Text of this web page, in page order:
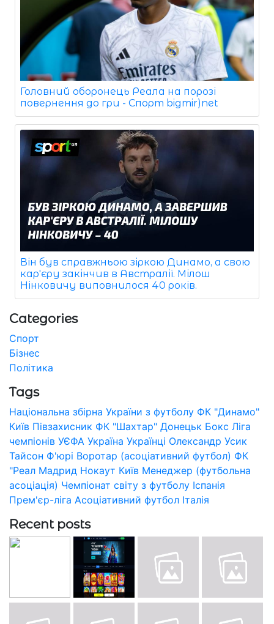
Головний оборонець Реала на порозі
повернення до гри - Спорт bigmir)net
Він був справжньою зіркою Динамо, а свою
кар'єру закінчив в Австралії. Мілош
Нінковичу виповнилося 40 років.
Categories
Спорт
Бізнес
Політика
Tags
Національна збірна України з футболу ФК "Динамо"
Київ Півзахисник ФК "Шахтар" Донецьк Бокс Ліга
чемпіонів УЄФА Україна Українці Олександр Усик
Тайсон Ф'юрі Воротар (асоціативний футбол) ФК
"Реал Мадрид Нокаут Київ Менеджер (футбольна
асоціація) Чемпіонат світу з футболу Іспанія
Прем'єр-ліга Асоціативний футбол Італія
Recent posts